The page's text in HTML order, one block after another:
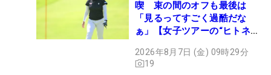
喫 束の間のオフも最後は
「見るってすごく過酷だな
ぁ」【女子ツアーの“ヒトネ
2026年8月7日 (金) 09時29分
19